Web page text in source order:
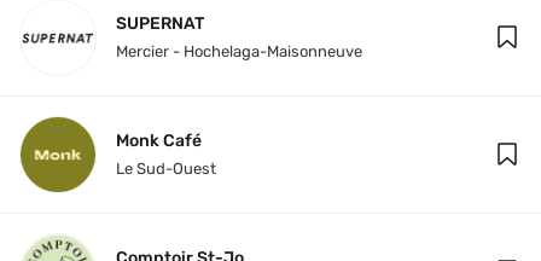
SUPERNAT
Mercier - Hochelaga-Maisonneuve
Monk Café
Le Sud-Ouest